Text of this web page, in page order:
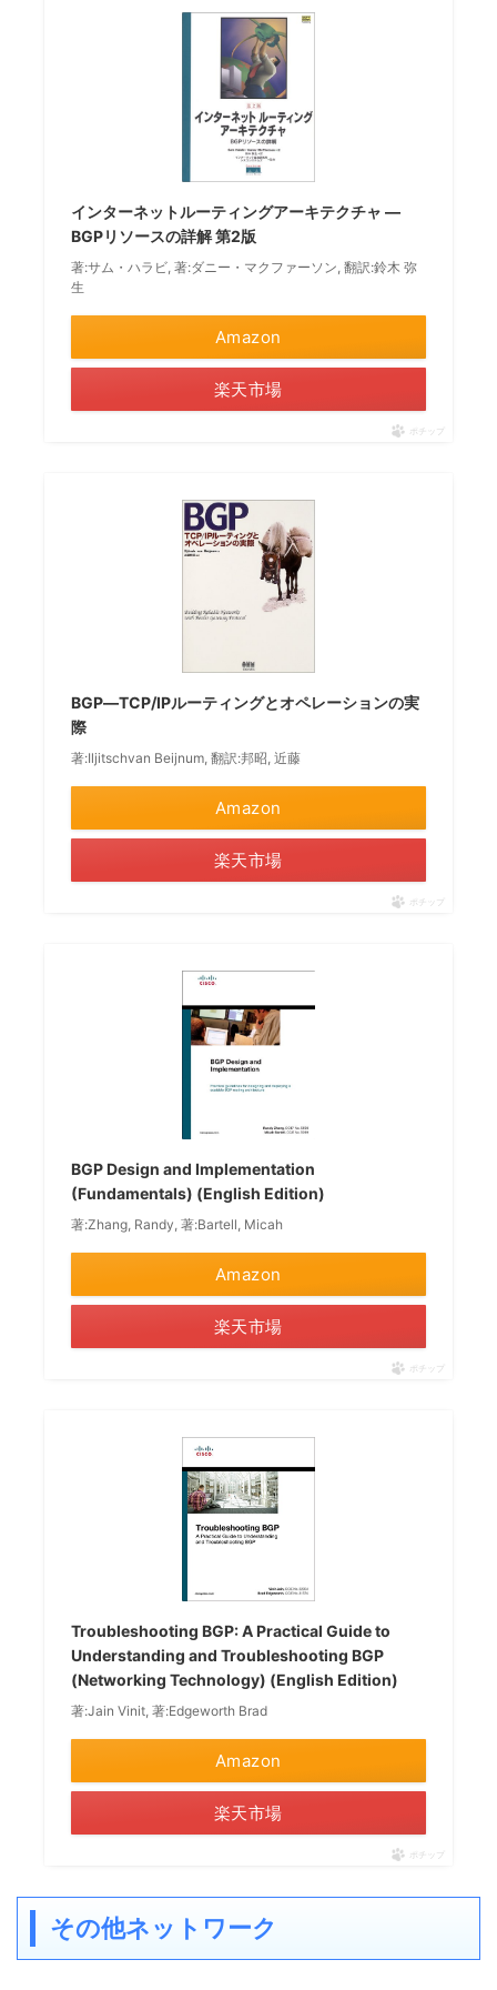
インターネットルーティングアーキテクチャ ―
BGPリソースの詳解 第2版
著:サム・ハラビ, 著:ダニー・マクファーソン, 翻訳:鈴木 弥
生
Amazon
楽天市場
ポチップ
BGP―TCP/IPルーティングとオペレーションの実
際
著:Iljitschvan Beijnum, 翻訳:邦昭, 近藤
Amazon
楽天市場
ポチップ
BGP Design and Implementation
(Fundamentals) (English Edition)
著:Zhang, Randy, 著:Bartell, Micah
Amazon
楽天市場
ポチップ
Troubleshooting BGP: A Practical Guide to
Understanding and Troubleshooting BGP
(Networking Technology) (English Edition)
著:Jain Vinit, 著:Edgeworth Brad
Amazon
楽天市場
ポチップ
その他ネットワーク